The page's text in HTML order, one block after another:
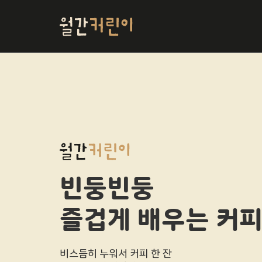
빈둥빈둥
즐겁게 배우는 커피
비스듬히 누워서 커피 한 잔